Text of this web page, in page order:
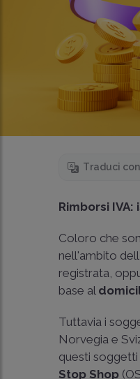
Traduci
Rimborsi
Coloro che
nell'ambito
registrata,
base al
Tuttavia i
Norvegia e
questi soggetti
Stop Shop